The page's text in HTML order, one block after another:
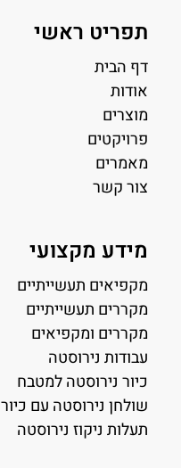
תפריט ראשי
דף הבית
אודות
מוצרים
פרויקטים
מאמרים
צור קשר
מידע מקצועי
מקפיאים תעשייתיים
מקררים תעשייתיים
מקררים ומקפיאים
עבודות נירוסטה
כיור נירוסטה למטבח
שולחן נירוסטה עם כיור
תעלות ניקוז נירוסטה